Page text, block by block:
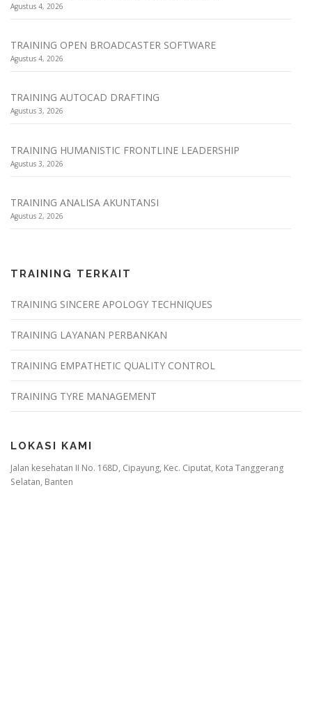
Agustus 4, 2026
TRAINING OPEN BROADCASTER SOFTWARE
Agustus 4, 2026
TRAINING AUTOCAD DRAFTING
Agustus 3, 2026
TRAINING HUMANISTIC FRONTLINE LEADERSHIP
Agustus 3, 2026
TRAINING ANALISA AKUNTANSI
Agustus 2, 2026
TRAINING TERKAIT
TRAINING SINCERE APOLOGY TECHNIQUES
TRAINING LAYANAN PERBANKAN
TRAINING EMPATHETIC QUALITY CONTROL
TRAINING TYRE MANAGEMENT
LOKASI KAMI
Jalan kesehatan II No. 168D, Cipayung, Kec. Ciputat, Kota Tanggerang
Selatan, Banten